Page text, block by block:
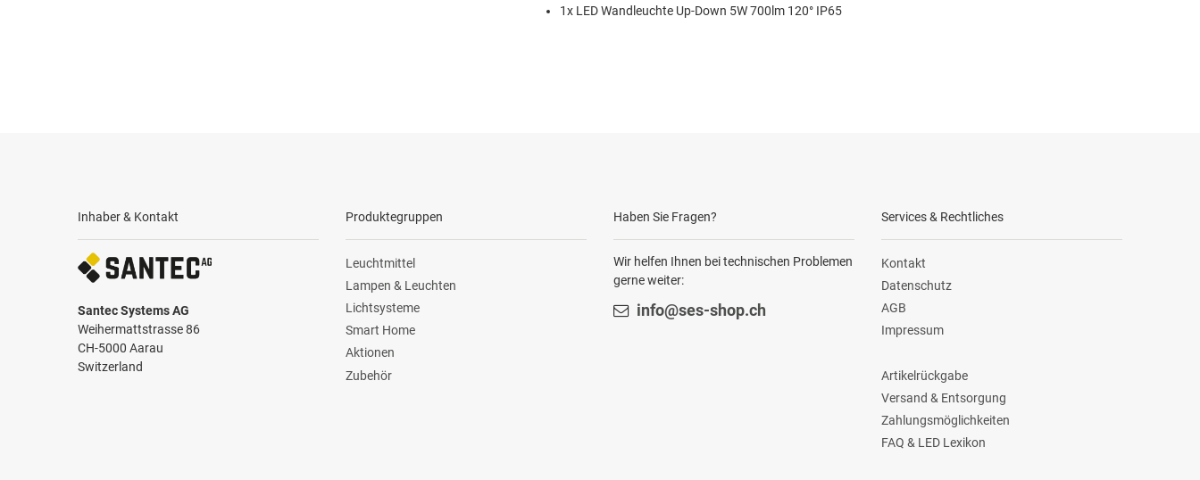
1x LED Wandleuchte Up-Down 5W 700lm 120° IP65
Inhaber & Kontakt
Santec Systems AG
Weihermattstrasse 86
CH-5000 Aarau
Switzerland
Produktegruppen
Leuchtmittel
Lampen & Leuchten
Lichtsysteme
Smart Home
Aktionen
Zubehör
Haben Sie Fragen?
Wir helfen Ihnen bei technischen Problemen
gerne weiter:
info@ses-shop.ch
Services & Rechtliches
Kontakt
Datenschutz
AGB
Impressum
Artikelrückgabe
Versand & Entsorgung
Zahlungsmöglichkeiten
FAQ & LED Lexikon